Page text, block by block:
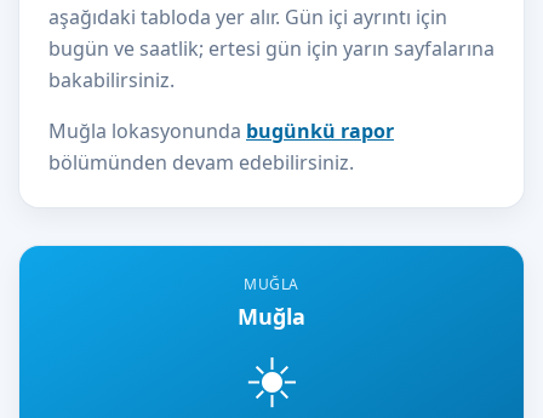
MUĞLA
Muğla
☀️
aşağıdaki tabloda yer alır. Gün içi ayrıntı için
bugün ve saatlik; ertesi gün için yarın sayfalarına
bakabilirsiniz.
Muğla lokasyonunda bugünkü rapor
bölümünden devam edebilirsiniz.